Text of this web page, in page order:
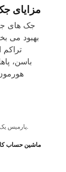
مزایای
جک های
بهبود می
باسن،
پارمیس یک تولید کننده محتوا است که علاقه زیادی به نوشتن و خلق چیزهای جدید دارد. او همچنین علاقه زیادی به فناوری دارد و از یادگیری چیزهای جدید لذت می برد.
ماشین حساب